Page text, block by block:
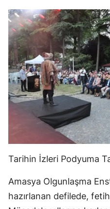
Tarihin İzleri Podyuma
Amasya Olgunlaşma
hazırlanan defilede,